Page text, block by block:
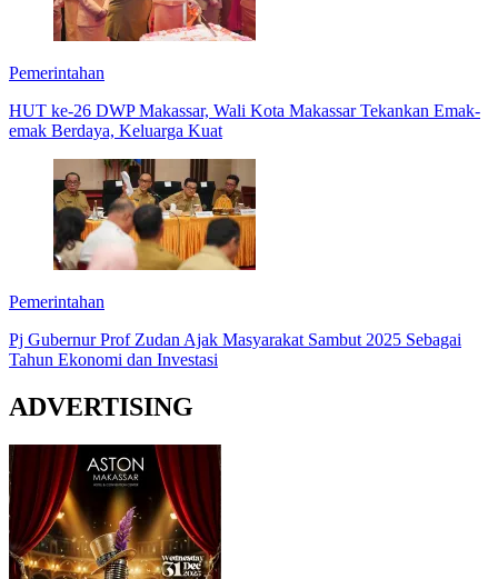
Pemerintahan
HUT ke-26 DWP Makassar, Wali Kota Makassar Tekankan Emak-
emak Berdaya, Keluarga Kuat
Pemerintahan
Pj Gubernur Prof Zudan Ajak Masyarakat Sambut 2025 Sebagai
Tahun Ekonomi dan Investasi
ADVERTISING